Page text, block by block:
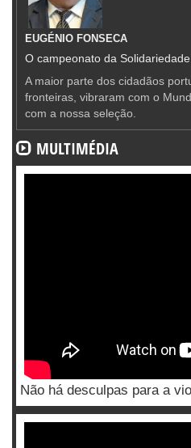
EUGÉNIO FONSECA
O campeonato da Solidariedade
A maior parte dos cidadãos
fronteiras, vibraram com o
com a nossa seleção.
MULTIMÉDIA
Não há desculpas para a